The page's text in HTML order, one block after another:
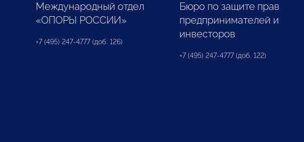
Международный отдел
«ОПОРЫ РОССИИ»
+7 (495) 247-4777 (доб. 126)
Бюро по защите прав
предпринимателей и
инвесторов
+7 (495) 247-4777 (доб. 122)